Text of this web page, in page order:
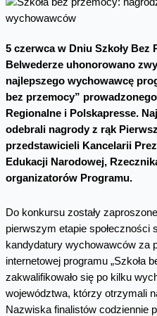
5 czerwca w Dniu Szkoły
Belwederze uhonorowano
najlepszego wychowawcę
bez przemocy”
Regionalne i Polskapresse.
odebrali nagrody z rąk
przedstawicieli Kancelarii
Edukacji Narodowej,
organizatorów Programu.
Do konkursu zostały
pierwszym etapie społeczności
kandydatury wychowawców za
internetowej programu „Szkoła
zakwalifikowało się po kilku
województwa, którzy otrzymali
Nazwiska finalistów codziennie